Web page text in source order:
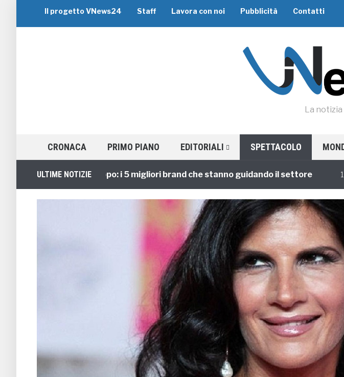
Il progetto VNews24 Staff Lavora con noi Pubblicità Contatti
La
CRONACA PRIMO PIANO EDITORIALI SPETTACOLO
ULTIME NOTIZIE
Viaggi di Gruppo: i 5 migliori brand che stanno guidando il settore 1 annofa